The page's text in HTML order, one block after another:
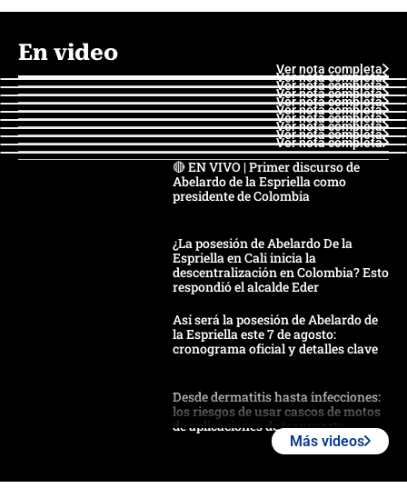
En video
Ver nota completa
Ver nota completa
Ver nota completa
Ver nota completa
Ver nota completa
Ver nota completa
Ver nota completa
Ver nota completa
Ver nota completa
Ver nota completa
🔴 EN VIVO | Primer discurso de
Abelardo de la Espriella como
presidente de Colombia
¿La posesión de Abelardo De la
Espriella en Cali inicia la
descentralización en Colombia? Esto
respondió el alcalde Eder
Así será la posesión de Abelardo de
la Espriella este 7 de agosto:
cronograma oficial y detalles clave
Desde dermatitis hasta infecciones:
los riesgos de usar cascos de motos
de aplicaciones de transporte
celular? Requisitos, pasos y
Más videos